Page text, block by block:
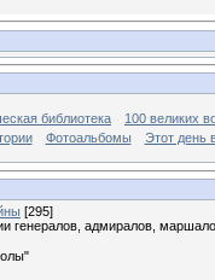
библиотека
100 великих
Фотоальбомы Этот день
[295]
генералов, адмиралов,